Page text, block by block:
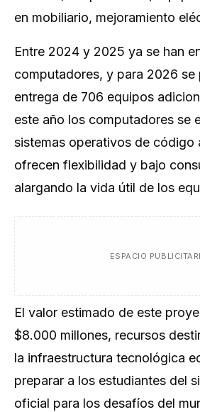
en mobiliario, mejoramiento
Entre 2024 y 2025 ya se han
computadores, y para 2026 se
entrega de 706 equipos
este año los computadores se
sistemas operativos de código
ofrecen flexibilidad y bajo
alargando la vida útil de los
ESPACIO
El valor estimado de este
$8.000 millones, recursos
la infraestructura tecnológica
preparar a los estudiantes del
oficial para los desafíos del